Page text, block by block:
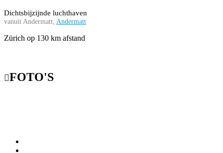
Dichtsbijzijnde luchthaven
vanuit Andermatt, Andermatt
Zürich op 130 km afstand
FOTO'S